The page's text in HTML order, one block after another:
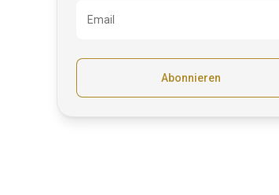
Email
Abonnieren